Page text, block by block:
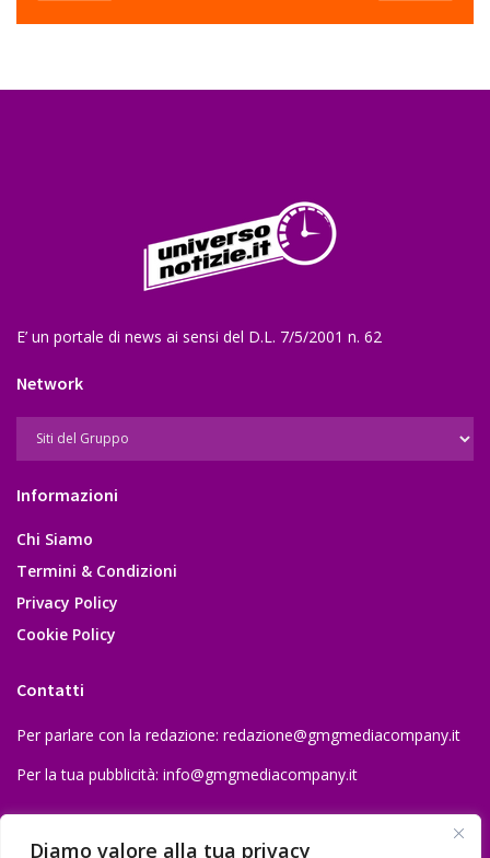
Diamo valore alla tua privacy
E’ un portale di news ai sensi del D.L. 7/5/2001 n. 62
Network
Informazioni
Chi Siamo
Termini & Condizioni
Privacy Policy
Cookie Policy
Contatti
Per parlare con la redazione: redazione@gmgmediacompany.it
Per la tua pubblicità: info@gmgmediacompany.it